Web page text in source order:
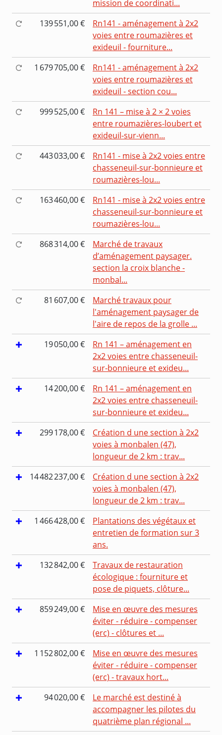
mission de coordinati...
139 551,00 €
Rn141 - aménagement à 2x2
voies entre roumazières et
exideuil - fourniture...
1 679 705,00 €
Rn141 - aménagement à 2x2
voies entre roumazières et
exideuil - section cou...
999 525,00 €
Rn 141 – mise à 2 × 2 voies
entre roumazières-loubert et
exideuil-sur-vienn...
443 033,00 €
Rn141 - mise à 2x2 voies entre
chasseneuil-sur-bonnieure et
roumazières-lou...
163 460,00 €
Rn141 - mise à 2x2 voies entre
chasseneuil-sur-bonnieure et
roumazières-lou...
868 314,00 €
Marché de travaux
d’aménagement paysager.
section la croix blanche -
monbal...
81 607,00 €
Marché travaux pour
l'aménagement paysager de
l'aire de repos de la grolle ...
19 050,00 €
Rn 141 – aménagement en
2x2 voies entre chasseneuil-
sur-bonnieure et exideu...
14 200,00 €
Rn 141 – aménagement en
2x2 voies entre chasseneuil-
sur-bonnieure et exideu...
299 178,00 €
Création d une section à 2x2
voies à monbalen (47),
longueur de 2 km : trav...
14 482 237,00 €
Création d une section à 2x2
voies à monbalen (47),
longueur de 2 km : trav...
1 466 428,00 €
Plantations des végétaux et
entretien de formation sur 3
ans.
132 842,00 €
Travaux de restauration
écologique : fourniture et
pose de piquets, clôture...
859 249,00 €
Mise en œuvre des mesures
éviter - réduire - compenser
(erc) - clôtures et ...
1 152 802,00 €
Mise en œuvre des mesures
éviter - réduire - compenser
(erc) - travaux hort...
94 020,00 €
Le marché est destiné à
accompagner les pilotes du
quatrième plan régional ...